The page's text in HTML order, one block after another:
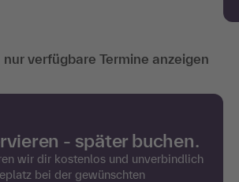
nur verfügbare Termine anzeigen
- später buchen.
wir dir kostenlos und unverbindlich
bei der gewünschten